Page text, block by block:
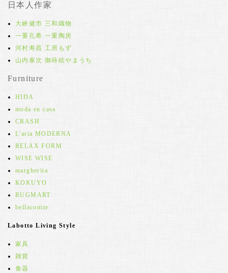
日本人作家
大峡健市 三和織物
一重孔希 一重陶房
河村寿昌 工房もず
山内泰次 御蒔絵やまうち
Furniture
HIDA
moda en casa
CRASH
L'aria MODERNA
RELAX FORM
WISE WISE
margherita
KOKUYO
RUGMART
bellacontte
Labotto Living Style
家具
雑貨
食器